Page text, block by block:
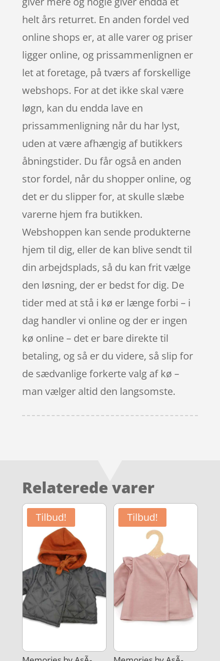
helt års returret. En anden fordel ved
online shops er, at alle varer og priser
ligger online, og prissammenlignen er
let at foretage, på tværs af forskellige
webshops. For at det ikke skal være
løgn, kan du endda lave en
prissammenligning når du har lyst,
uden at være afhængig af butikkers
åbningstider. Du får også en anden
stor fordel, når du shopper online, og
det er du slipper for, at skulle slæbe
varerne hjem fra butikken.
Webshoppen kan sende produkterne
hjem til dig, eller de kan blive sendt til
din arbejdsplads, så du kan frit vælge
den løsning, der er bedst for dig. De
tider med at stå i kø er længe forbi – i
dag handler vi online og der er ingen
kø online – det er bare direkte til
betaling, og så er du videre, så slip for
de sædvanlige forkerte valg af kø –
man vælger altid den langsomste.
Relaterede varer
Tilbud! Tilbud!